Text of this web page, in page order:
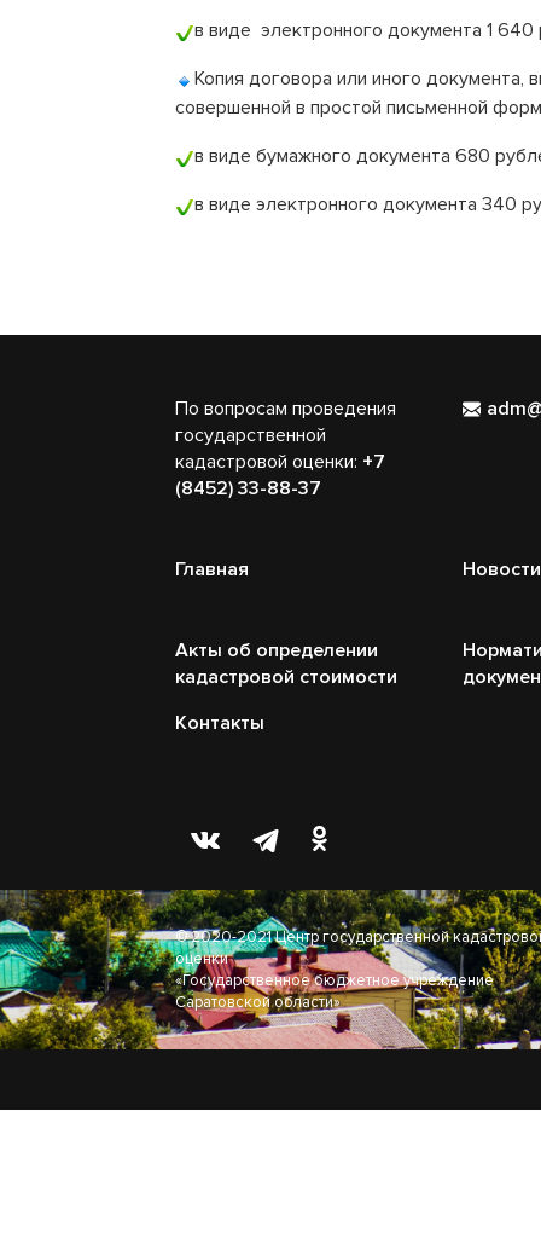
в виде электронного документа 1
Копия договора или иного
совершенной в простой письменной
в виде бумажного документа 680
в виде электронного документа 340
По вопросам проведения
государственной
кадастровой оценки: +7
(8452) 33-88-37
Главная Новости
Акты об определении
кадастровой стоимости
Контакты
© 2020-2021 Центр государственной
оценки
«Государственное бюджетное учреждение
Саратовской области»